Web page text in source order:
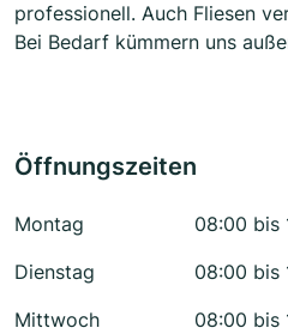
professionell. Auch Fliesen
Bei Bedarf kümmern uns
Öffnungszeiten
Montag
08:00 bis
Dienstag
08:00 bis
Mittwoch
08:00 bis